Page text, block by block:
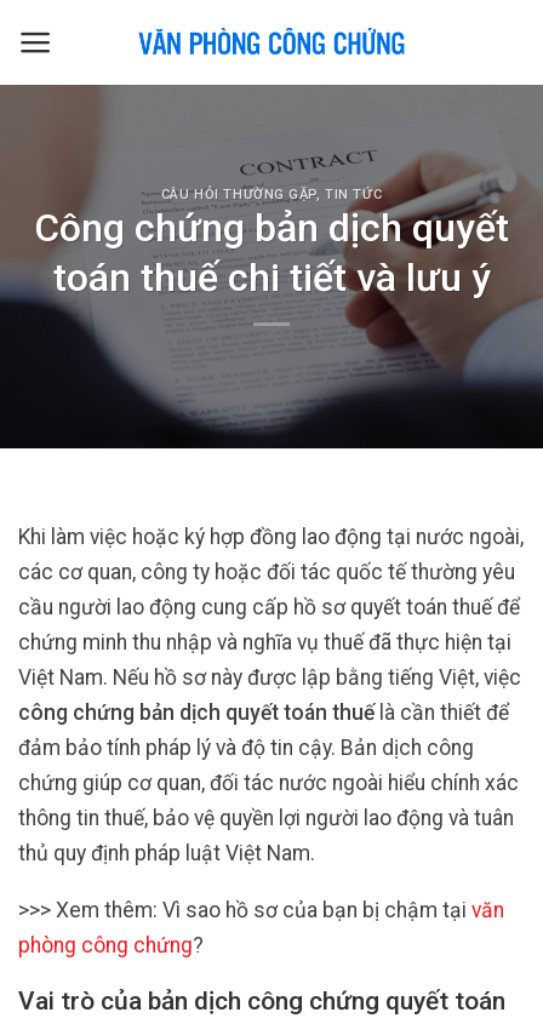
CÂU HỎI THƯỜNG GẶP,TIN TỨC
Công chứng bản dịch quyết
toán thuế chi tiết và lưu ý
Khi làm việc hoặc ký hợp đồng lao động tại nước ngoài,
các cơ quan, công ty hoặc đối tác quốc tế thường yêu
cầu người lao động cung cấp hồ sơ quyết toán thuế để
chứng minh thu nhập và nghĩa vụ thuế đã thực hiện tại
Việt Nam. Nếu hồ sơ này được lập bằng tiếng Việt, việc
công chứng bản dịch quyết toán thuếlà cần thiết để
đảm bảo tính pháp lý và độ tin cậy. Bản dịch công
chứng giúp cơ quan, đối tác nước ngoài hiểu chính xác
thông tin thuế, bảo vệ quyền lợi người lao động và tuân
thủ quy định pháp luật Việt Nam.
>>> Xem thêm: Vì sao hồ sơ của bạn bị chậm tại văn
phòng công chứng?
Vai trò của bản dịch công chứng quyết toán